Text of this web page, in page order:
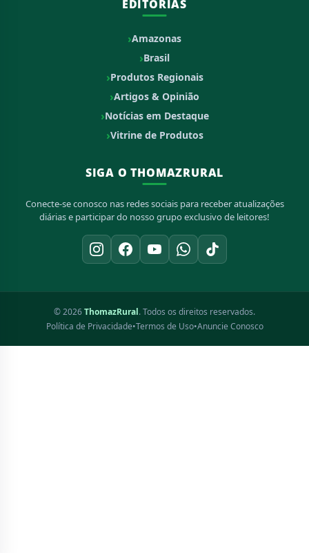
EDITORIAS
Amazonas
Brasil
Produtos Regionais
Artigos & Opinião
Notícias em Destaque
Vitrine de Produtos
SIGA O THOMAZRURAL
Conecte-se conosco nas redes sociais para receber atualizações
diárias e participar do nosso grupo exclusivo de leitores!
© 2026ThomazRural. Todos os direitos reservados.
Política de Privacidade•Termos de Uso•Anuncie Conosco